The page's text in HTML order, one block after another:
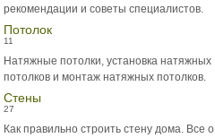
рекомендации и советы специалистов.
Потолок
11
Натяжные потолки, установка натяжных
потолков и монтаж натяжных потолков.
Стены
27
Как правильно строить стену дома. Все о